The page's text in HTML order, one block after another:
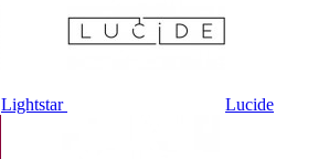
Lightstar Lucide